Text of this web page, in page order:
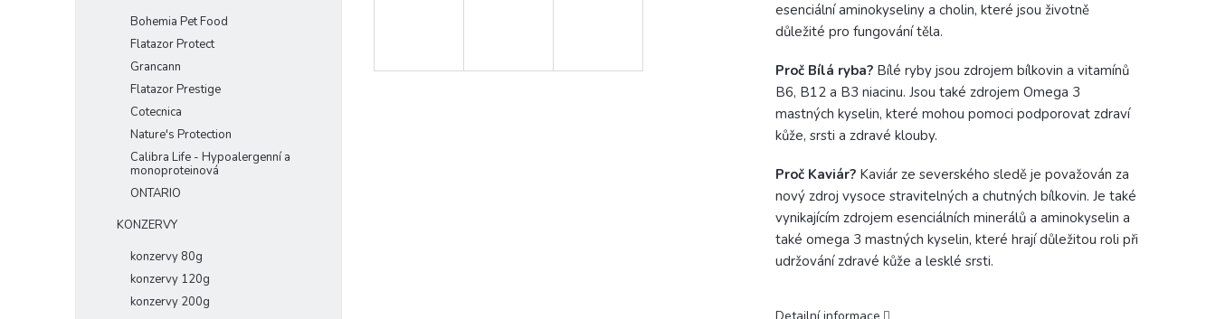
Bohemia Pet Food
Flatazor Protect
Grancann
Flatazor Prestige
Cotecnica
Nature's Protection
Calibra Life - Hypoalergenní a
monoproteinová
ONTARIO
KONZERVY
konzervy 80g
konzervy 120g
konzervy 200g
esenciální aminokyseliny a cholin, které jsou životně
důležité pro fungování těla.
Proč Bílá ryba? Bílé ryby jsou zdrojem bílkovin a vitamínů
B6, B12 a B3 niacinu. Jsou také zdrojem Omega 3
mastných kyselin, které mohou pomoci podporovat zdraví
kůže, srsti a zdravé klouby.
Proč Kaviár? Kaviár ze severského sledě je považován za
nový zdroj vysoce stravitelných a chutných bílkovin. Je také
vynikajícím zdrojem esenciálních minerálů a aminokyselin a
také omega 3 mastných kyselin, které hrají důležitou roli při
udržování zdravé kůže a lesklé srsti.